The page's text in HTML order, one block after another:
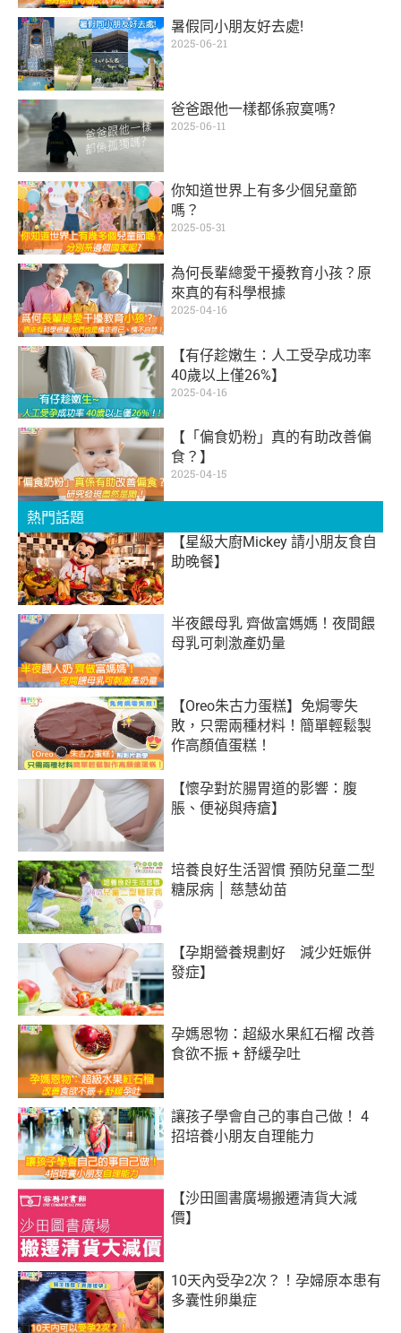
暑假同小朋友好去處!
2025-06-21
爸爸跟他一樣都係寂寞嗎?
2025-06-11
你知道世界上有多少個兒童節
嗎？
2025-05-31
為何長輩總愛干擾教育小孩？原
來真的有科學根據
2025-04-16
【有仔趁嫩生：人工受孕成功率
40歲以上僅26%】
2025-04-16
【「偏食奶粉」真的有助改善偏
食？】
2025-04-15
熱門話題
【星級大廚Mickey 請小朋友食自
助晚餐】
半夜餵母乳 齊做富媽媽！夜間餵
母乳可刺激產奶量
【Oreo朱古力蛋糕】免焗零失
敗，只需兩種材料！簡單輕鬆製
作高顏值蛋糕！
【懷孕對於腸胃道的影響：腹
脹、便祕與痔瘡】
培養良好生活習慣 預防兒童二型
糖尿病 │ 慈慧幼苗
【孕期營養規劃好 減少妊娠併
發症】
孕媽恩物：超級水果紅石榴 改善
食欲不振 + 舒緩孕吐
讓孩子學會自己的事自己做！ 4
招培養小朋友自理能力
【沙田圖書廣場搬遷清貨大減
價】
10天內受孕2次？！孕婦原本患有
多囊性卵巢症